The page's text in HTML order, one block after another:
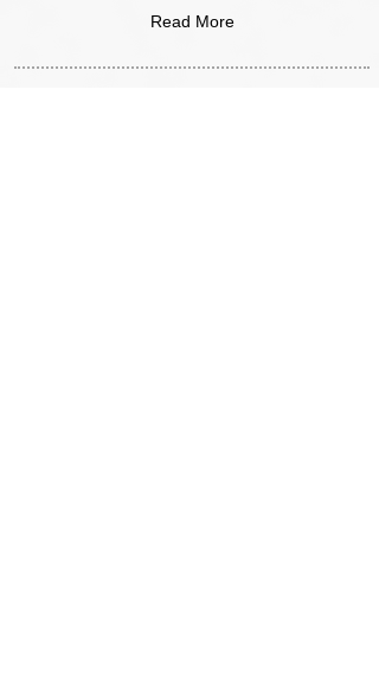
Read More